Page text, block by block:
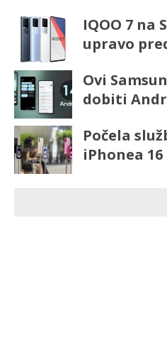
IQOO 7 na
upravo
Ovi
dobiti
Počela
iPhonea 16